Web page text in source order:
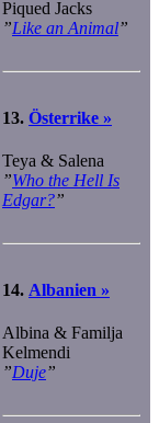
Piqued Jacks
”Like an Animal”
13. Österrike »
Teya & Salena
”Who the Hell Is
Edgar?”
14. Albanien »
Albina & Familja
Kelmendi
”Duje”